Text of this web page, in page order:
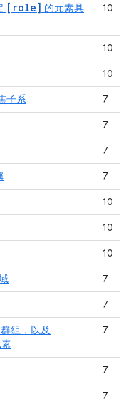
[role] 的元素具
10
10
10
子系
7
7
7
7
10
10
10
7
7
群組，以及 7
7
7